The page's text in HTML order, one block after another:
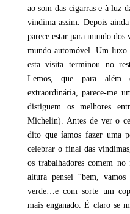
ao som das cigarras e à luz
vindima assim. Depois
parece estar para mundo
mundo automóvel. Um
esta visita terminou no
Lemos, que para além
extraordinária, parece-me
distiguem os melhores
Michelin). Antes de ver o
dito que íamos fazer uma
celebrar o final das
os trabalhadores comem
altura pensei “bem,
verde…e com sorte um
mais enganado. É claro se